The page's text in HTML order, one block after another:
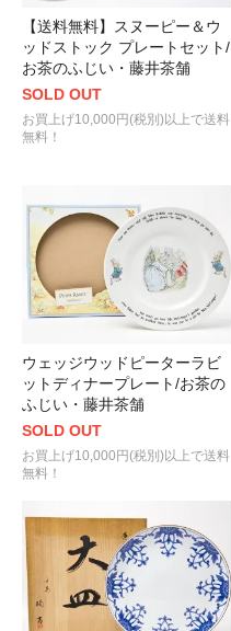
【送料無料】スヌーピー＆ウ
ッドストック プレートセット/
お茶のふじい・藤井茶舗
SOLD OUT
お買上げ10,000円(税別)以上で送料
無料！
ウェッジウッドピーターラビ
ットディナープレート/お茶の
ふじい・藤井茶舗
SOLD OUT
お買上げ10,000円(税別)以上で送料
無料！